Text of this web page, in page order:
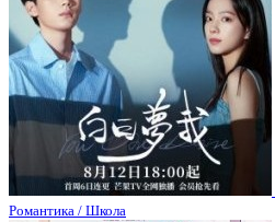
Романтика / Школа